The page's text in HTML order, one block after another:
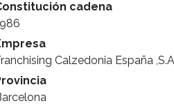
cadena
Calzedonia España